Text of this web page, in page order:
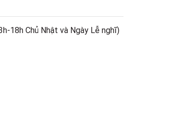
18h Chủ Nhật và Ngày Lễ nghĩ)